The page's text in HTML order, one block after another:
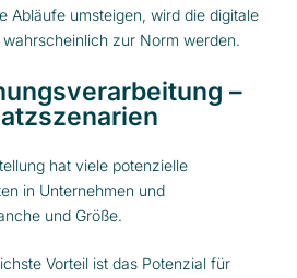
Abläufe umsteigen, wird die digitale
zur Norm werden.
–
hat viele potenzielle
in Unternehmen und
und Größe.
Vorteil ist das Potenzial für